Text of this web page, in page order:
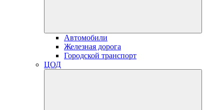
Автомобили
Железная дорога
Городской транспорт
ЦОД